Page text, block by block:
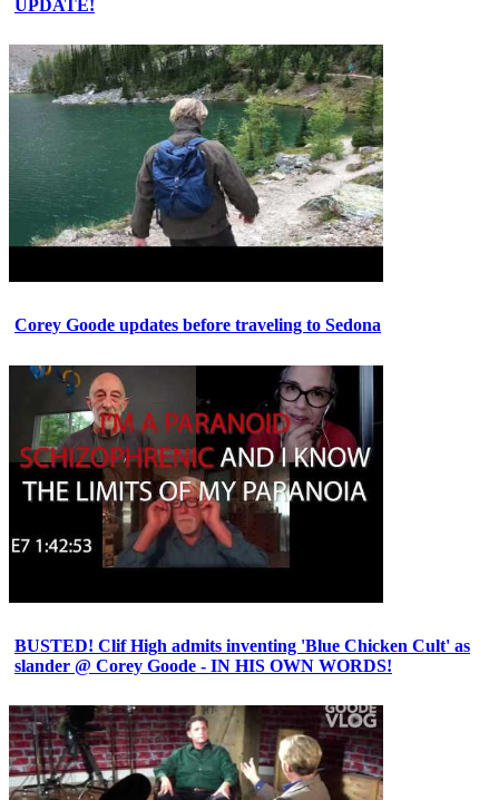
UPDATE!
Corey Goode updates before traveling to Sedona
BUSTED! Clif High admits inventing 'Blue Chicken Cult' as
slander @ Corey Goode - IN HIS OWN WORDS!